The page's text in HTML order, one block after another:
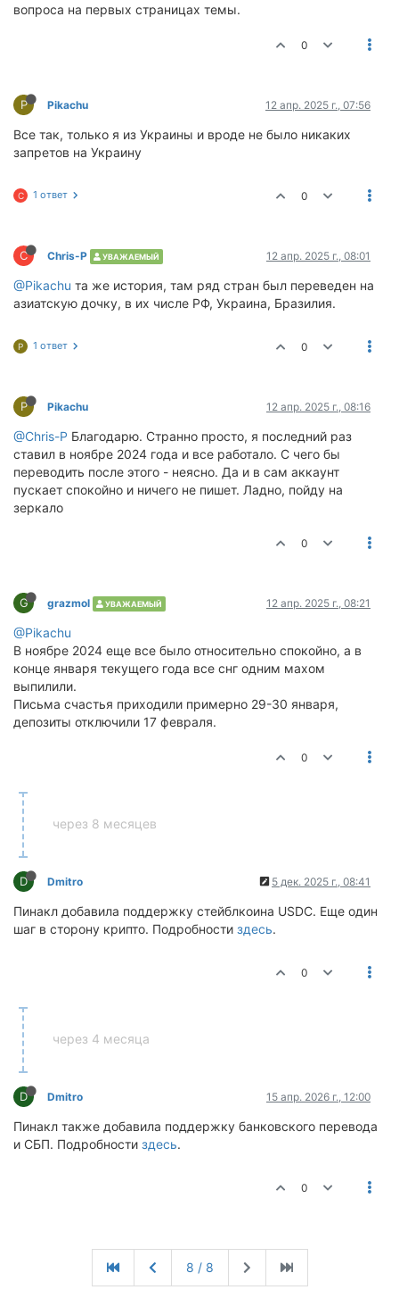
вопроса на первых страницах темы.
0
P Pikachu 12 апр. 2025 г., 07:56
Все так, только я из Украины и вроде не было никаких
запретов на Украину
C 1 ответ 0
C Chris-P УВАЖАЕМЫЙ 12 апр. 2025 г., 08:01
@Pikachu та же история, там ряд стран был переведен на
азиатскую дочку, в их числе РФ, Украина, Бразилия.
P 1 ответ 0
P Pikachu 12 апр. 2025 г., 08:16
@Chris-P Благодарю. Странно просто, я последний раз
ставил в ноябре 2024 года и все работало. С чего бы
переводить после этого - неясно. Да и в сам аккаунт
пускает спокойно и ничего не пишет. Ладно, пойду на
зеркало
0
G grazmol УВАЖАЕМЫЙ 12 апр. 2025 г., 08:21
@Pikachu
В ноябре 2024 еще все было относительно спокойно, а в
конце января текущего года все снг одним махом
выпилили.
Письма счастья приходили примерно 29-30 января,
депозиты отключили 17 февраля.
0
через 8 месяцев
D Dmitro 5 дек. 2025 г., 08:41
Пинакл добавила поддержку стейблкоина USDC. Еще один
шаг в сторону крипто. Подробности здесь.
0
через 4 месяца
D Dmitro 15 апр. 2026 г., 12:00
Пинакл также добавила поддержку банковского перевода
и СБП. Подробности здесь.
0
8 / 8